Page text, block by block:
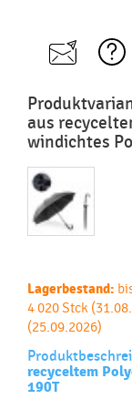
aus
windichtes
Lagerbestand:
4 020 Stck
(25.09.2026)
recyceltem
190T